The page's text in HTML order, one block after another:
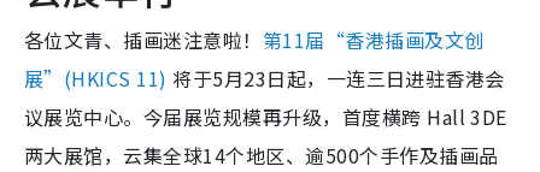
各位文青、插画迷注意啦！ 第11届“香港插画及文创
展”(HKICS 11) 将于5月23日起，一连三日进驻香港会
议展览中心。今届展览规模再升级，首度横跨 Hall 3DE
两大展馆，云集全球14个地区、逾500个手作及插画品